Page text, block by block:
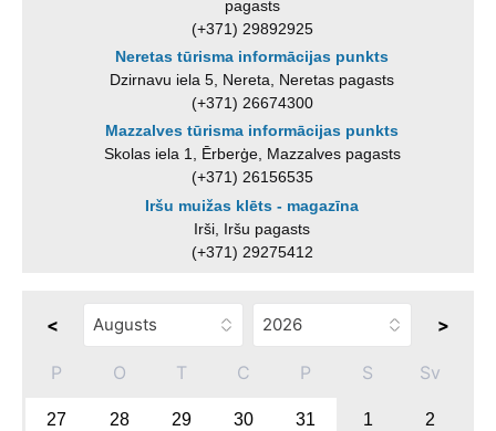
pagasts
(+371) 29892925
Neretas tūrisma informācijas punkts
Dzirnavu iela 5, Nereta, Neretas pagasts
(+371) 26674300
Mazzalves tūrisma informācijas punkts
Skolas iela 1, Ērberģe, Mazzalves pagasts
(+371) 26156535
Iršu muižas klēts - magazīna
Irši, Iršu pagasts
(+371) 29275412
< >
P O T C P S Sv
27 28 29 30 31 1 2